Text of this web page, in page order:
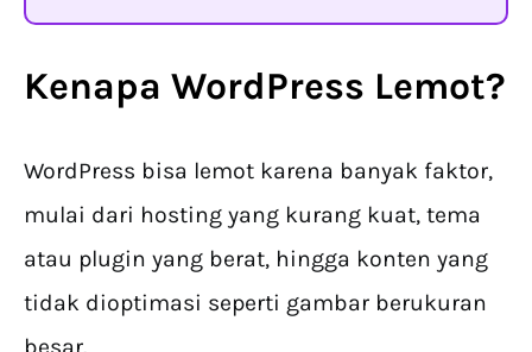
Kenapa WordPress Lemot?
WordPress bisa lemot karena banyak faktor,
mulai dari hosting yang kurang kuat, tema
atau plugin yang berat, hingga konten yang
tidak dioptimasi seperti gambar berukuran